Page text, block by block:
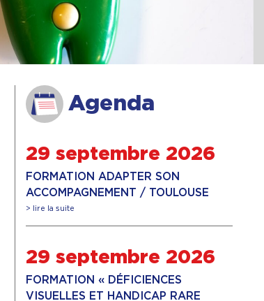
Agenda
29 septembre 2026
FORMATION ADAPTER SON
ACCOMPAGNEMENT / TOULOUSE
> lire la suite
29 septembre 2026
FORMATION « DÉFICIENCES
VISUELLES ET HANDICAP RARE